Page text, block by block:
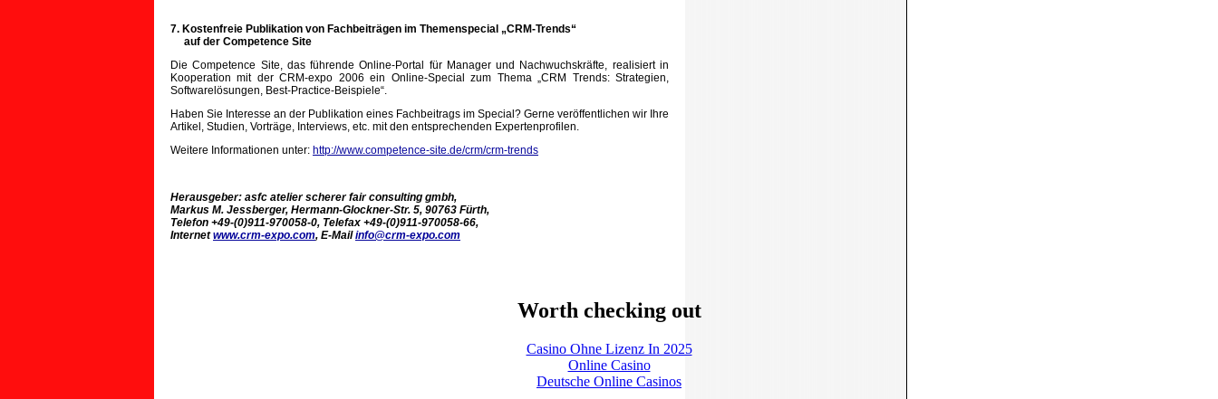
7. Kostenfreie Publikation von Fachbeiträgen im Themenspecial „CRM-Trends“
auf der Competence Site
Die Competence Site, das führende Online-Portal für Manager und Nachwuchskräfte, realisiert in
Kooperation mit der CRM-expo 2006 ein Online-Special zum Thema „CRM Trends: Strategien,
Softwarelösungen, Best-Practice-Beispiele“.
Haben Sie Interesse an der Publikation eines Fachbeitrags im Special? Gerne veröffentlichen wir Ihre
Artikel, Studien, Vorträge, Interviews, etc. mit den entsprechenden Expertenprofilen.
Weitere Informationen unter: http://www.competence-site.de/crm/crm-trends
Herausgeber: asfc atelier scherer fair consulting gmbh,
Markus M. Jessberger, Hermann-Glockner-Str. 5, 90763 Fürth,
Telefon +49-(0)911-970058-0, Telefax +49-(0)911-970058-66,
Internetwww.crm-expo.com, E-Mailinfo@crm-expo.com
Worth checking out
Casino Ohne Lizenz In 2025
Online Casino
Deutsche Online Casinos